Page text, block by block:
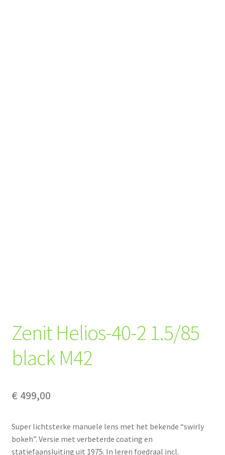
Zenit Helios-40-2 1.5/85
black M42
€ 499,00
Super lichtsterke manuele lens met het bekende “swirly
bokeh”. Versie met verbeterde coating en
statiefaansluiting uit 1975. In leren foedraal incl.